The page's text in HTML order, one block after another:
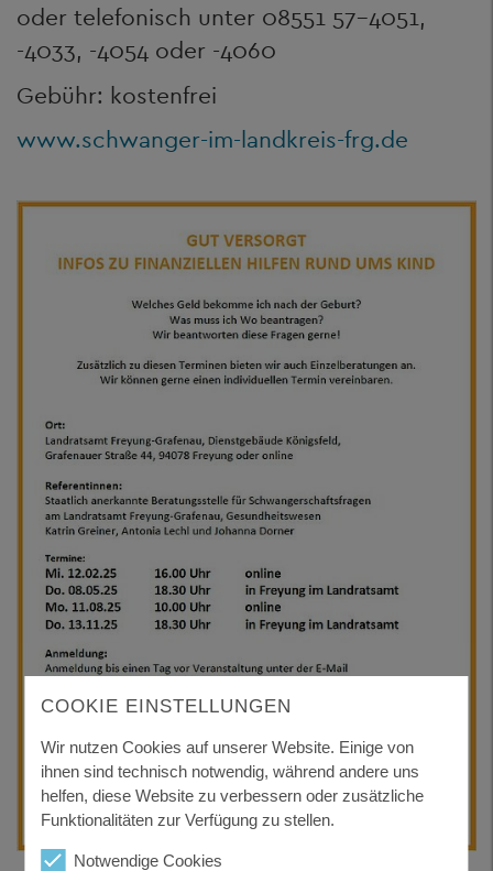
oder telefonisch unter 08551 57-4051,
-4033, -4054 oder -4060
Gebühr: kostenfrei
www.schwanger-im-landkreis-frg.de
COOKIE EINSTELLUNGEN
Wir nutzen Cookies auf unserer Website. Einige von
ihnen sind technisch notwendig, während andere uns
helfen, diese Website zu verbessern oder zusätzliche
Funktionalitäten zur Verfügung zu stellen.
Notwendige Cookies